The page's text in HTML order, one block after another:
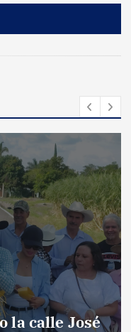
la calle José